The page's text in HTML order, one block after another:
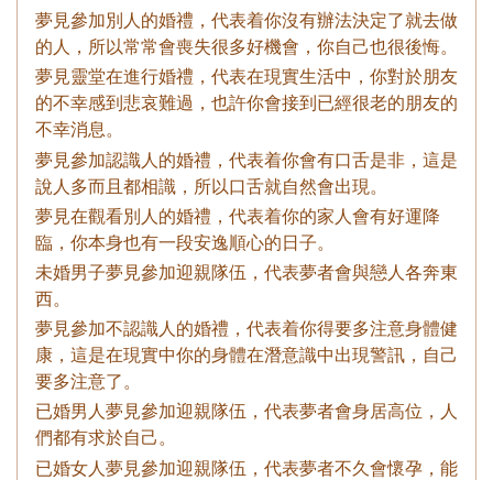
夢見參加別人的婚禮，代表着你沒有辦法決定了就去做
的人，所以常常會喪失很多好機會，你自己也很後悔。
夢見靈堂在進行婚禮，代表在現實生活中，你對於朋友
的不幸感到悲哀難過，也許你會接到已經很老的朋友的
不幸消息。
夢見參加認識人的婚禮，代表着你會有口舌是非，這是
說人多而且都相識，所以口舌就自然會出現。
夢見在觀看別人的婚禮，代表着你的家人會有好運降
臨，你本身也有一段安逸順心的日子。
未婚男子夢見參加迎親隊伍，代表夢者會與戀人各奔東
西。
夢見參加不認識人的婚禮，代表着你得要多注意身體健
康，這是在現實中你的身體在潛意識中出現警訊，自己
要多注意了。
已婚男人夢見參加迎親隊伍，代表夢者會身居高位，人
們都有求於自己。
已婚女人夢見參加迎親隊伍，代表夢者不久會懷孕，能